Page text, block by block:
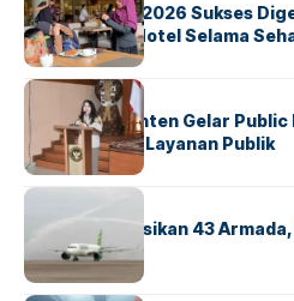
GM For A Day 2026 Sukses
Operasional Hotel Selama
BANDARABERITA
Karantina Banten Gelar
Transparansi Layanan Publik
BANDARA
Citilink Operasikan 43
Nasional